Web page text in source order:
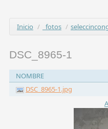
Inicio / _fotos /
DSC_8965-1
NOMBRE
DSC_8965-1.jpg